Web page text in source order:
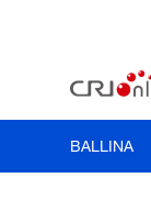
BALLINA